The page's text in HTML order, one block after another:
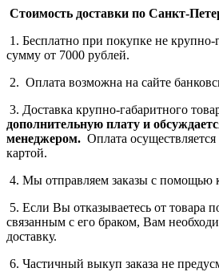
Стоимость доставки по Санкт-
1. Бесплатно при покупке не крупно-
сумму от 7000 рублей.
2. Оплата возможна на сайте
3. Доставка крупно-габаритного
дополнительную плату и
менеджером. Оплата
картой.
4. Мы отправляем заказы с помощью
5. Если Вы отказываетесь от товара
связанным с его браком, Вам
доставку.
6. Частичный выкуп заказа не